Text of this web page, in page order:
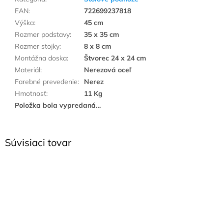
Súvisiaci tovar
EAN:
722699237818
Výška:
45 cm
Rozmer podstavy:
35 x 35 cm
Rozmer stojky:
8 x 8 cm
Montážna doska:
Štvorec 24 x 24 cm
Materiál:
Nerezová oceľ
Farebné prevedenie:
Nerez
Hmotnosť:
11 Kg
Položka bola vypredaná…